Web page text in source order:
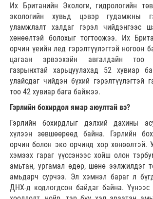
Их Британийн Экологи, гидрологийн
экологийн хувьд цэвэр гудамжны
уламжлалт халдаг гэрэл чийдэнгээс
хөнөөлтэй болохыг тогтоожээ. Их
орчин үеийн лед гэрэлтүүлэгтэй ногоон
цагаан эрвээхэйн авгалдайн тоо
газрынхтай харьцуулахад 52 хувиар
улайсдаг чийдэн бүхий гэрэлтүүлэгтэй
тоо 42 хувиар бага байжээ.
Гэрлийн бохирдол ямар аюултай вэ?
Гэрлийн бохирдлыг дэлхий дахины
хүлээн зөвшөөрөөд байна. Гэрлийн
орчин болон эко орчинд хор хөнөөлтэй.
хэмээх гараг үүссэнээс хойш олон
амьтан, ургамал өдөр, шөнө ээлжилдэг
амьдарч сурчээ. Эл хэмнэл бараг л
ДНХ-д кодлогдсон байдаг байна. Үүнээс